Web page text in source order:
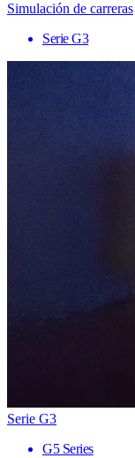
Simulación de carreras
Serie G3
Serie G3
G5 Series